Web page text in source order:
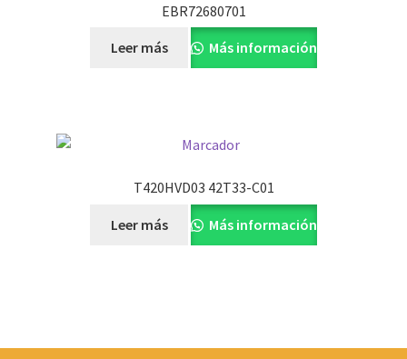
EBR72680701
Leer más Más información
T420HVD03 42T33-C01
Leer más Más información